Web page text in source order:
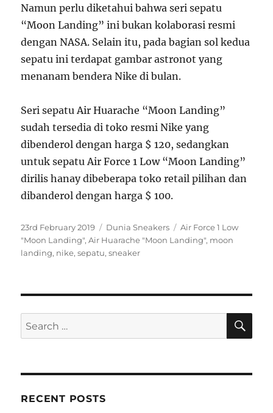
Namun perlu diketahui bahwa seri sepatu
“Moon Landing” ini bukan kolaborasi resmi
dengan NASA. Selain itu, pada bagian sol kedua
sepatu ini terdapat gambar astronot yang
menanam bendera Nike di bulan.
Seri sepatu Air Huarache “Moon Landing”
sudah tersedia di toko resmi Nike yang
dibenderol dengan harga $ 120, sedangkan
untuk sepatu Air Force 1 Low “Moon Landing”
dirilis hanay dibeberapa toko retail pilihan dan
dibanderol dengan harga $ 100.
P
o
s
n
23rd February 2019
C
a
t
i
s
Dunia Sneakers
T
a
Air Force 1 Low
"Moon Landing",Air Huarache "Moon Landing", moon
landing, nike,sepatu,sneaker
S
e
r
h
S
A
RECENT POSTS